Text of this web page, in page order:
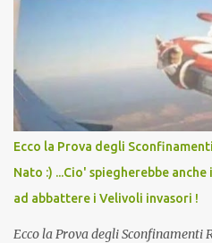
Vaccino come: l' Amaro del Capo,
andava bene anche, a
l'articolo per NON Dimenticare!
Ecco la Prova degli
Nato :) ...Cio' spiegherebbe
ad abbattere i Velivoli invasori !
Ecco la Prova degli Sconfinamenti